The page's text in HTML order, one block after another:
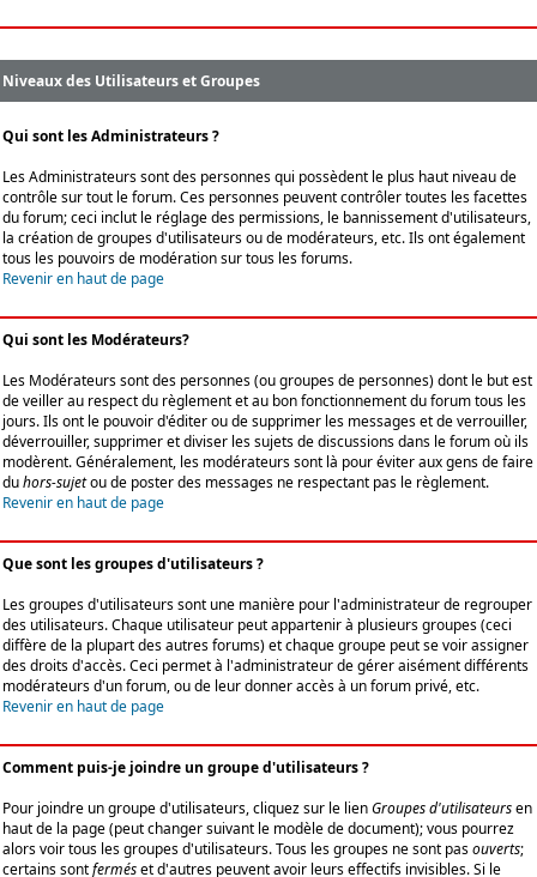
Niveaux des Utilisateurs et Groupes
Qui sont les Administrateurs ?
Les Administrateurs sont des personnes qui possèdent le plus haut niveau de
contrôle sur tout le forum. Ces personnes peuvent contrôler toutes les facettes
du forum; ceci inclut le réglage des permissions, le bannissement d'utilisateurs,
la création de groupes d'utilisateurs ou de modérateurs, etc. Ils ont également
tous les pouvoirs de modération sur tous les forums.
Revenir en haut de page
Qui sont les Modérateurs?
Les Modérateurs sont des personnes (ou groupes de personnes) dont le but est
de veiller au respect du règlement et au bon fonctionnement du forum tous les
jours. Ils ont le pouvoir d'éditer ou de supprimer les messages et de verrouiller,
déverrouiller, supprimer et diviser les sujets de discussions dans le forum où ils
modèrent. Généralement, les modérateurs sont là pour éviter aux gens de faire
duhors-sujetou de poster des messages ne respectant pas le règlement.
Revenir en haut de page
Que sont les groupes d'utilisateurs ?
Les groupes d'utilisateurs sont une manière pour l'administrateur de regrouper
des utilisateurs. Chaque utilisateur peut appartenir à plusieurs groupes (ceci
diffère de la plupart des autres forums) et chaque groupe peut se voir assigner
des droits d'accès. Ceci permet à l'administrateur de gérer aisément différents
modérateurs d'un forum, ou de leur donner accès à un forum privé, etc.
Revenir en haut de page
Comment puis-je joindre un groupe d'utilisateurs ?
Pour joindre un groupe d'utilisateurs, cliquez sur le lienGroupes d'utilisateursen
haut de la page (peut changer suivant le modèle de document); vous pourrez
alors voir tous les groupes d'utilisateurs. Tous les groupes ne sont pasouverts;
certains sontferméset d'autres peuvent avoir leurs effectifs invisibles. Si le